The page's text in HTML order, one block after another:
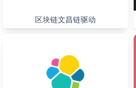
区块链文昌链驱动